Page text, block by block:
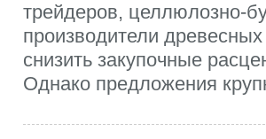
трейдеров, целлюлозно-
производители
снизить закупочные
Однако предложения